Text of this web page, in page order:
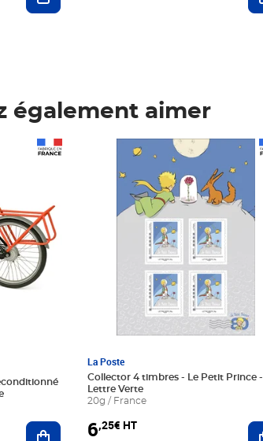
également aimer
Ajouter au panier
La Poste
Collector 4 timbres - Le Petit Prince -
Lettre Verte
20g / France
6,25€ HT
Prix 6,25€ HT